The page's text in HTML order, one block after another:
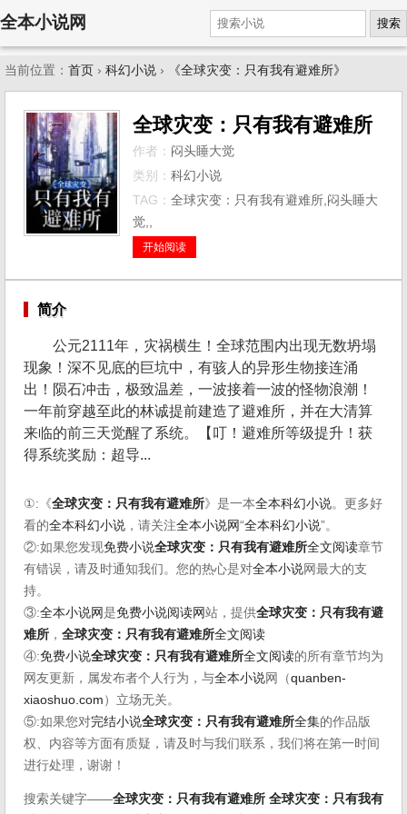
全本小说网 搜索
当前位置： 首页 › 科幻小说 › 《全球灾变：只有我有避难所》
全球灾变：只有我有避难所
作者： 闷头睡大觉
类别： 科幻小说
TAG： 全球灾变：只有我有避难所,闷头睡大
觉,,
开始阅读
简介
公元2111年，灾祸横生！全球范围内出现无数坍塌
现象！深不见底的巨坑中，有骇人的异形生物接连涌
出！陨石冲击，极致温差，一波接着一波的怪物浪潮！
一年前穿越至此的林诚提前建造了避难所，并在大清算
来临的前三天觉醒了系统。【叮！避难所等级提升！获
得系统奖励：超导...
①:《全球灾变：只有我有避难所》是一本全本科幻小说。更多好
看的全本科幻小说 ，请关注全本小说网“全本科幻小说”。
②:如果您发现免费小说全球灾变：只有我有避难所全文阅读章节
有错误，请及时通知我们。您的热心是对全本小说网最大的支
持。
③:全本小说网是免费小说阅读网站，提供全球灾变：只有我有避
难所 ， 全球灾变：只有我有避难所全文阅读
④:免费小说全球灾变：只有我有避难所全文阅读的所有章节均为
网友更新，属发布者个人行为，与全本小说网（quanben-
xiaoshuo.com ）立场无关。
⑤:如果您对完结小说全球灾变：只有我有避难所全集的作品版
权、内容等方面有质疑，请及时与我们联系，我们将在第一时间
进行处理，谢谢！
搜索关键字——全球灾变：只有我有避难所 全球灾变：只有我有